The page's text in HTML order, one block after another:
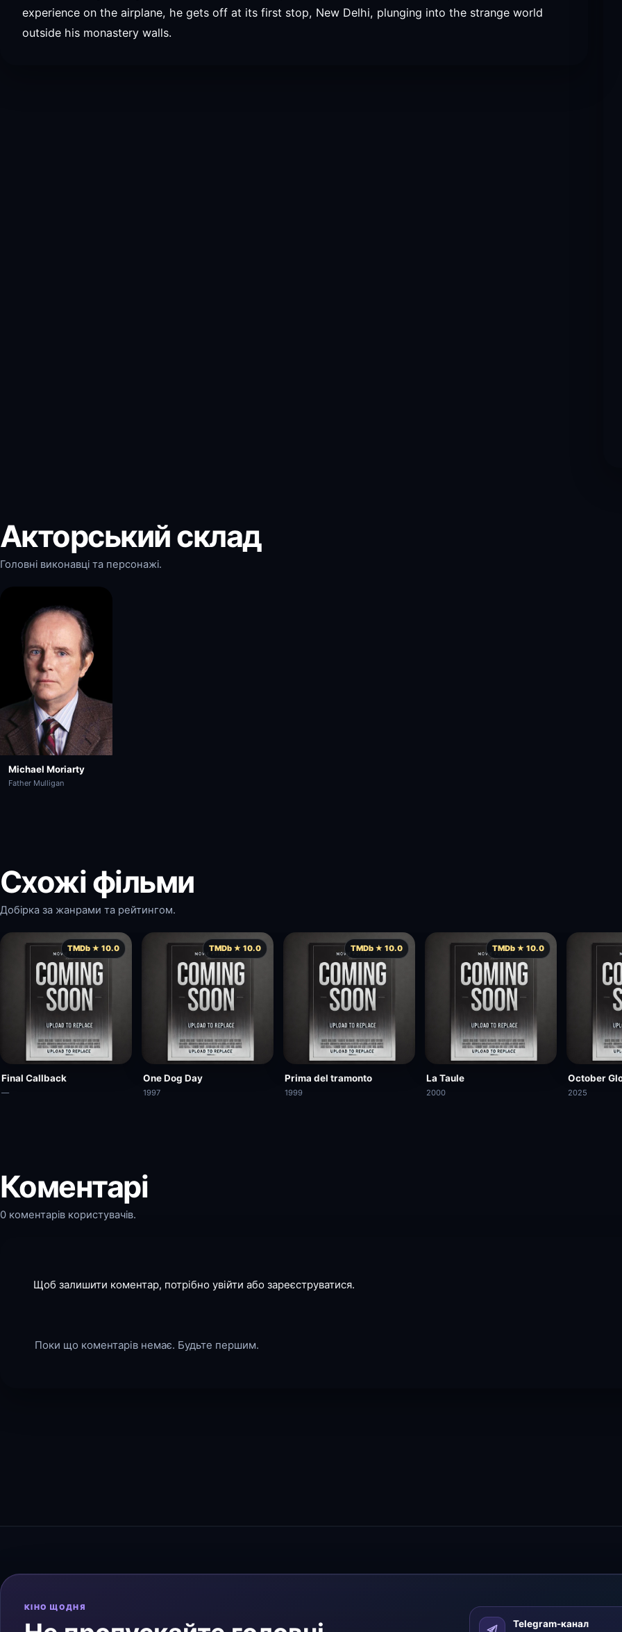
experience on the airplane, he gets off at its first stop, New Delhi, plunging into the strange world
outside his monastery walls.
Акторський склад
Головні виконавці та персонажі.
Michael Moriarty
Father Mulligan
Схожі фільми
Добірка за жанрами та рейтингом.
TMDb ★ 10.0
Final Callback
—
TMDb ★ 10.0
One Dog Day
1997
TMDb ★ 10.0
Prima del tramonto
1999
TMDb ★ 10.0
La Taule
2000
October
2025
Коментарі
0 коментарів користувачів.
Щоб залишити коментар, потрібно увійти або зареєструватися.
Поки що коментарів немає. Будьте першим.
КІНО ЩОДНЯ
Telegram-канал